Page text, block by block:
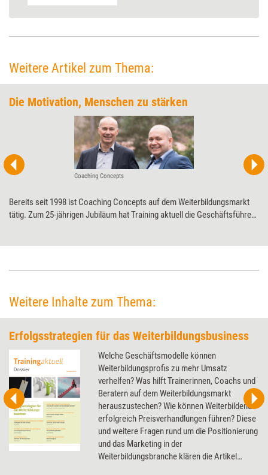
Weitere Artikel zum Thema:
Die Motivation, Menschen zu stärken
Coaching Concepts
Bereits seit 1998 ist Coaching Concepts auf dem Weiterbildungsmarkt
tätig. Zum 25-jährigen Jubiläum hat Training aktuell die Geschäftsführer
Weitere Inhalte zum Thema:
Erfolgsstrategien für das Weiterbildungsbusiness
Welche Geschäftsmodelle können
Weiterbildungsprofis zu mehr Umsatz
verhelfen? Was hilft Trainerinnen, Coachs und
Beratern auf dem Weiterbildungsmarkt
herauszustechen? Wie können Weiterbildende
erfolgreich Preisverhandlungen führen? Diese
und weitere Fragen rund um die Positionierung
und das Marketing in der
Weiterbildungsbranche klären die Artikel